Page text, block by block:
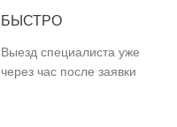
БЫСТРО
Выезд специалиста уже
через час после заявки